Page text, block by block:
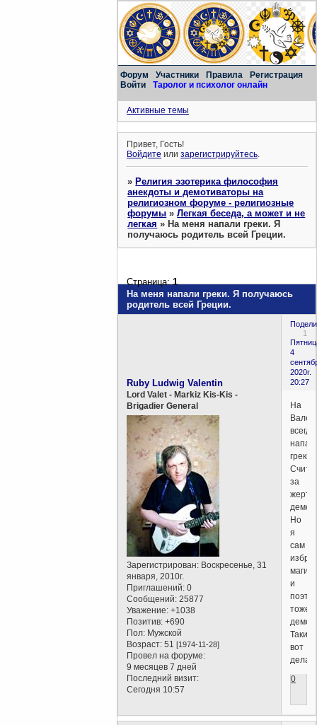
Форум Участники Правила
Регистрация
Войти
Таролог и психолог онлайн
Активные темы
Привет, Гость!
Войдите илизарегистрируйтесь.
»Религия эзотерика философия
анекдоты и демотиваторы на
религиозном форуме - религиозные
форумы »Легкая беседа, а может и не
легкая »На меня напали греки. Я
получаюсь родитель всей Греции.
На меня напали греки. Я получаюсь
родитель всей Греции.
Страница:1
1
4
2020г.
20:27
Ruby Ludwig Valentin
Lord Valet - Markiz Kis-Kis -
Brigadier General
Зарегистрирован: Воскресенье, 31
января, 2010г.
Приглашений: 0
Сообщений: 25877
Уважение: +1038
Позитив: +690
Пол: Мужской
Возраст: 51[1974-11-28]
Провел на форуме:
9 месяцев 7 дней
Последний визит:
Сегодня 10:57
На
всегда
греки.
за
Но
я
сам
и
тоже
Такие
вот
дела.
0